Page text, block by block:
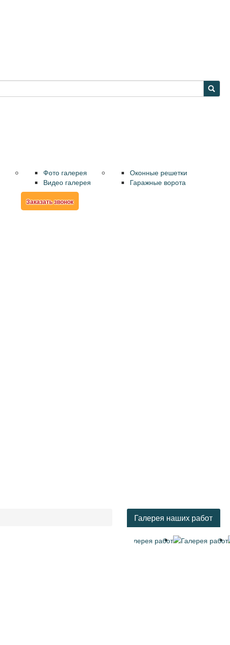
Фото галерея
Видео галерея
Оконные решетки
Гаражные ворота
Заказать звонок
Галерея наших работ